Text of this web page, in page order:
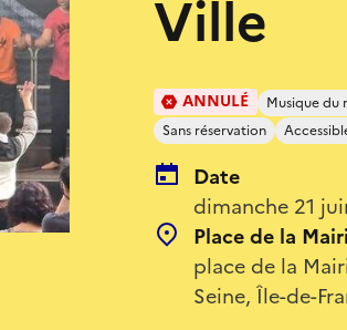
Ville
ANNULÉ Musique du
Sans réservation
Date
dimanche 21
Place de la
place de la
Seine, Île-de-